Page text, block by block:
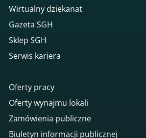
Wirtualny dziekanat
Gazeta SGH
Sklep SGH
Serwis kariera
Oferty pracy
Oferty wynajmu lokali
Zamówienia publiczne
Biuletyn informacji publicznej